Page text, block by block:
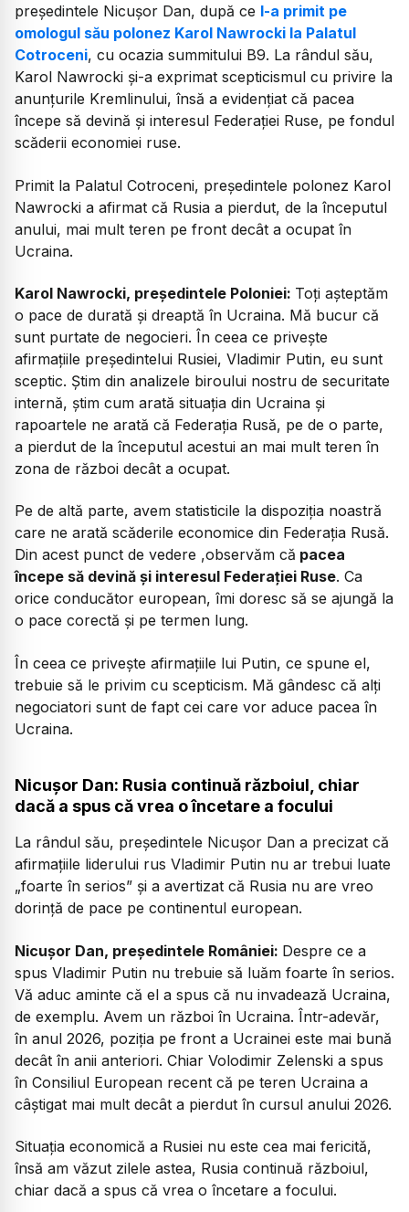
președintele Nicușor Dan, după ce l-a primit pe
omologul său polonez Karol Nawrocki la Palatul
Cotroceni, cu ocazia summitului B9. La rândul său,
Karol Nawrocki și-a exprimat scepticismul cu privire la
anunțurile Kremlinului, însă a evidențiat că pacea
începe să devină și interesul Federației Ruse, pe fondul
scăderii economiei ruse.
Primit la Palatul Cotroceni, președintele polonez Karol
Nawrocki a afirmat că Rusia a pierdut, de la începutul
anului, mai mult teren pe front decât a ocupat în
Ucraina.
Karol Nawrocki, președintele Poloniei: Toți așteptăm
o pace de durată și dreaptă în Ucraina. Mă bucur că
sunt purtate de negocieri. În ceea ce privește
afirmațiile președintelui Rusiei, Vladimir Putin, eu sunt
sceptic. Știm din analizele biroului nostru de securitate
internă, știm cum arată situația din Ucraina și
rapoartele ne arată că Federația Rusă, pe de o parte,
a pierdut de la începutul acestui an mai mult teren în
zona de război decât a ocupat.
Pe de altă parte, avem statisticile la dispoziția noastră
care ne arată scăderile economice din Federația Rusă.
Din acest punct de vedere ,observăm că pacea
începe să devină și interesul Federației Ruse. Ca
orice conducător european, îmi doresc să se ajungă la
o pace corectă și pe termen lung.
În ceea ce privește afirmațiile lui Putin, ce spune el,
trebuie să le privim cu scepticism. Mă gândesc că alți
negociatori sunt de fapt cei care vor aduce pacea în
Ucraina.
Nicușor Dan: Rusia continuă războiul, chiar
dacă a spus că vrea o încetare a focului
La rândul său, președintele Nicușor Dan a precizat că
afirmațiile liderului rus Vladimir Putin nu ar trebui luate
„foarte în serios” și a avertizat că Rusia nu are vreo
dorință de pace pe continentul european.
Nicușor Dan, președintele României: Despre ce a
spus Vladimir Putin nu trebuie să luăm foarte în serios.
Vă aduc aminte că el a spus că nu invadează Ucraina,
de exemplu. Avem un război în Ucraina. Într-adevăr,
în anul 2026, poziția pe front a Ucrainei este mai bună
decât în anii anteriori. Chiar Volodimir Zelenski a spus
în Consiliul European recent că pe teren Ucraina a
câștigat mai mult decât a pierdut în cursul anului 2026.
Situația economică a Rusiei nu este cea mai fericită,
însă am văzut zilele astea, Rusia continuă războiul,
chiar dacă a spus că vrea o încetare a focului.